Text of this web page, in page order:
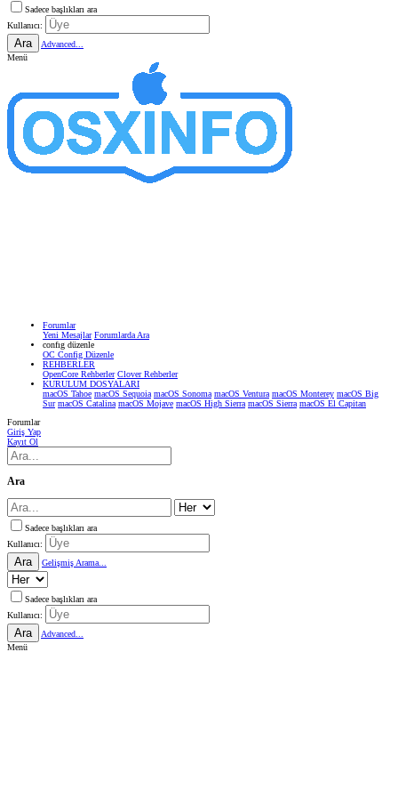
Sadece başlıkları ara
Kullanıcı:
Ara
Advanced...
Menü
Forumlar
Yeni Mesajlar Forumlarda Ara
confıg düzenle
OC Config Düzenle
REHBERLER
OpenCore Rehberler Clover Rehberler
KURULUM DOSYALARI
macOS Tahoe macOS Sequoia macOS Sonoma macOS Ventura macOS Monterey macOS Big
Sur macOS Catalina macOS Mojave macOS High Sierra macOS Sierra macOS El Capitan
Forumlar
Giriş Yap
Kayıt Ol
Ara
Sadece başlıkları ara
Kullanıcı:
Ara Gelişmiş Arama...
Sadece başlıkları ara
Kullanıcı:
Ara
Advanced...
Menü